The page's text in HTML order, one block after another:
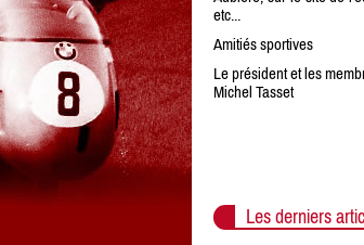
etc...
Amitiés sportives
Le président et les
Michel Tasset
Les derniers